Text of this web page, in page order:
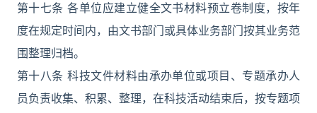
第十七条 各单位应建立健全文书材料预立卷制度，按年
度在规定时间内，由文书部门或具体业务部门按其业务范
围整理归档。
第十八条 科技文件材料由承办单位或项目、专题承办人
员负责收集、积累、整理，在科技活动结束后，按专题项